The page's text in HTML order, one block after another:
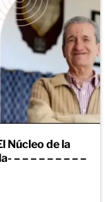
Núcleo de la
– – – – – – – – –